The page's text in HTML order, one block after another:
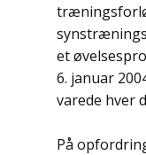
et
6. januar
varede hver
På